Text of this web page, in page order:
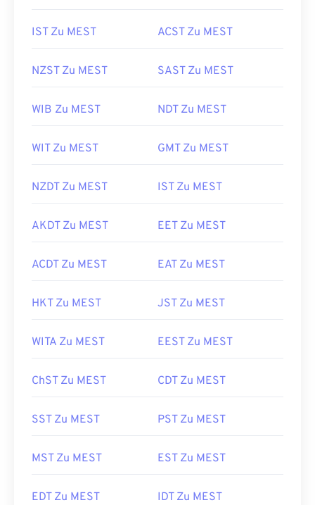
IST Zu MEST ACST Zu MEST
NZST Zu MEST SAST Zu MEST
WIB Zu MEST NDT Zu MEST
WIT Zu MEST GMT Zu MEST
NZDT Zu MEST IST Zu MEST
AKDT Zu MEST EET Zu MEST
ACDT Zu MEST EAT Zu MEST
HKT Zu MEST JST Zu MEST
WITA Zu MEST EEST Zu MEST
ChST Zu MEST CDT Zu MEST
SST Zu MEST PST Zu MEST
MST Zu MEST EST Zu MEST
EDT Zu MEST IDT Zu MEST